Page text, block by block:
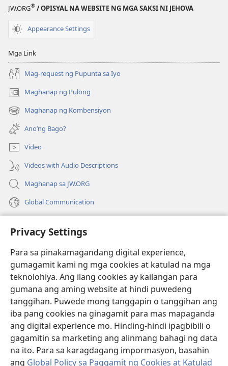
Privacy Settings
Para sa pinakamagandang digital experience,
gumagamit kami ng mga cookies at katulad na mga
teknolohiya. Ang ilang cookies ay kailangan para
gumana ang aming website at hindi puwedeng
tanggihan. Puwede mong tanggapin o tanggihan ang
iba pang cookies na ginagamit para mas mapaganda
ang digital experience mo. Hinding-hindi ipagbibili o
gagamitin sa marketing ang alinmang bahagi ng data
na ito. Para sa karagdagang impormasyon, basahin
ang Global Policy sa Paggamit ng Cookies at Katulad
JW.ORG® / OPISYAL NA WEBSITE NG MGA SAKSI NI JEHOVA
Appearance Settings
Mga Link
Mag-request ng Pupunta sa Iyo
Maghanap ng Pulong
(may
bubukas
na
bagong
window)
Maghanap ng Kombensiyon
(may
bubukas
na
bagong
window)
Ano’ng Bago?
Video
Videos with Audio Descriptions
Maghanap sa JW.ORG
Global Communication
(may
na
bagong
window)
Watchtower ONLINE LIBRARY™
(may
bubukas
na
bagong
window)
JW Hub ®
(may
bubukas
bagong
window)
JW Library ®
Watchtower Library®